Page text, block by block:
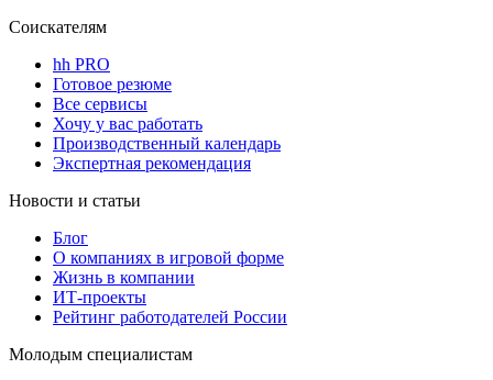
Соискателям
hh PRO
Готовое резюме
Все сервисы
Хочу у вас работать
Производственный календарь
Экспертная рекомендация
Новости и статьи
Блог
О компаниях в игровой форме
Жизнь в компании
ИТ-проекты
Рейтинг работодателей России
Молодым специалистам